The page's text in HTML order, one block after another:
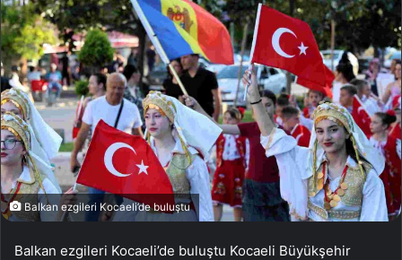
Balkan ezgileri Kocaeli’de buluştu
Balkan ezgileri Kocaeli’de buluştu Kocaeli Büyükşehir